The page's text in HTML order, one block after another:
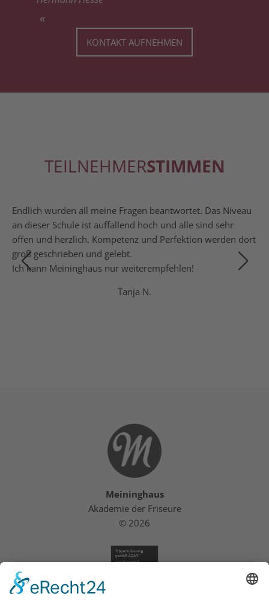
«
KONTAKT AUFNEHMEN
TEILNEHMERSTIMMEN
End­lich wur­den all mei­ne Fra­gen beant­wor­tet. Das Niveau
an die­ser Schu­le ist auf­fal­lend hoch und alle sind sehr
offen und herz­lich. Kom­pe­tenz und Per­fek­ti­on wer­den dort
groß geschrie­ben und gelebt.
Ich kann Mei­ning­haus nur weiterempfehlen!
Tanja N.
Meininghaus
Akademie der Friseure
© 2026